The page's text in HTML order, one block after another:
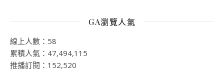
GA瀏覽人氣
線上人數：58
累積人氣：47,494,115
推播訂閱：152,520